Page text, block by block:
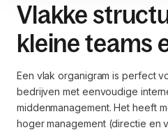
Vlakke
kleine teams
Een vlak organigram is perfect
bedrijven met eenvoudige
middenmanagement. Het heeft
hoger management (directie en